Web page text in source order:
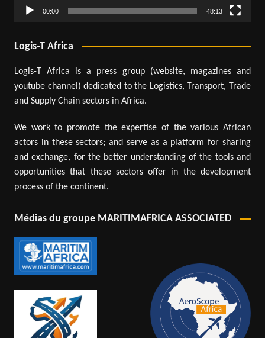
00:00 48:13
Logis-T Africa
Logis-T Africa is a press group (website, magazines and
youtube channel) dedicated to the Logistics, Transport, Trade
and Supply Chain sectors in Africa.
We work to promote the expertise of the various African
actors in these sectors; and serve as a platform for sharing
and exchange, for the better understanding of the tools and
opportunities that these sectors offer in the development
process of the continent.
Médias du groupe MARITIMAFRICA ASSOCIATED